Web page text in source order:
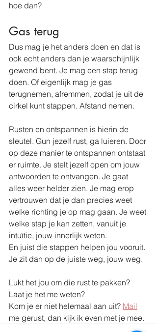
hoe dan?
Gas terug
Dus mag je het anders doen en dat is
ook echt anders dan je waarschijnlijk
gewend bent. Je mag een stap terug
doen. Of eigenlijk mag je gas
terugnemen, afremmen, zodat je uit de
cirkel kunt stappen. Afstand nemen.
Rusten en ontspannen is hierin de
sleutel. Gun jezelf rust, ga luieren. Door
op deze manier te ontspannen ontstaat
er ruimte. Je stelt jezelf open om jouw
antwoorden te ontvangen. Je gaat
alles weer helder zien. Je mag erop
vertrouwen dat je dan precies weet
welke richting je op mag gaan. Je weet
welke stap je kan zetten, vanuit je
intuïtie, jouw innerlijk weten.
En juist die stappen helpen jou vooruit.
Je zit dan op de juiste weg, jouw weg.
Lukt het jou om die rust te pakken?
Laat je het me weten?
Kom je er niet helemaal aan uit? Mail
me gerust, dan kijk ik even met je mee.